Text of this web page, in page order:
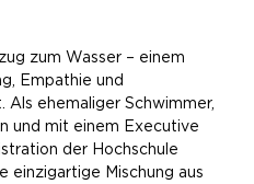
zum Wasser – einem
Empathie und
ehemaliger Schwimmer,
und mit einem Executive
der Hochschule
einzigartige Mischung aus